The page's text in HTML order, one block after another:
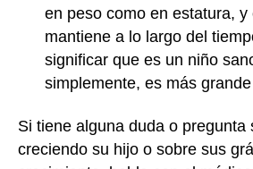
en peso como en estatura, y
mantiene a lo largo del
significar que es un niño
simplemente, es más
Si tiene alguna duda o pregunta
creciendo su hijo o sobre sus